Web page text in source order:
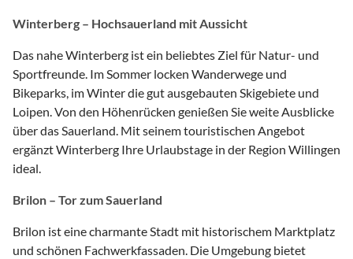
Winterberg – Hochsauerland mit Aussicht
Das nahe Winterberg ist ein beliebtes Ziel für Natur- und
Sportfreunde. Im Sommer locken Wanderwege und
Bikeparks, im Winter die gut ausgebauten Skigebiete und
Loipen. Von den Höhenrücken genießen Sie weite Ausblicke
über das Sauerland. Mit seinem touristischen Angebot
ergänzt Winterberg Ihre Urlaubstage in der Region Willingen
ideal.
Brilon – Tor zum Sauerland
Brilon ist eine charmante Stadt mit historischem Marktplatz
und schönen Fachwerkfassaden. Die Umgebung bietet